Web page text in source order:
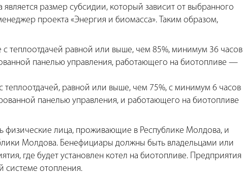
размер субсидии, который зависит от выбранного
проекта «Энергия и биомасса». Таким образом,
теплоотдачей равной или выше, чем 85%, минимум 36 часов
панелью управления, работающего на биотопливе —
равной или выше, чем 75%, с минимум 6 часов
панелью управления, и работающего на биотопливе
лица, проживающие в Республике Молдова, и
Молдова. Бенефициары должны быть владельцами или
где будет установлен котел на биотопливе. Предприятия
системе отопления.